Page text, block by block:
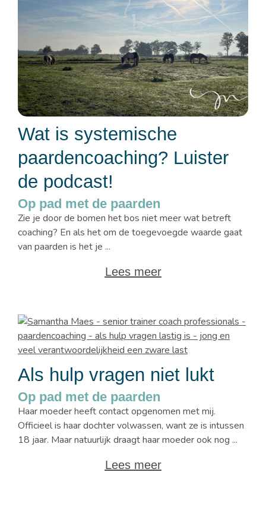
Op pad met de paarden
Wat is systemische
paardencoaching? Luister
de podcast!
Zie je door de bomen het bos niet meer wat betreft
coaching? En als het om de toegevoegde waarde gaat
van paarden is het je ...
Lees meer
Op pad met de paarden
Als hulp vragen niet lukt
Haar moeder heeft contact opgenomen met mij.
Officieel is haar dochter volwassen, want ze is intussen
18 jaar. Maar natuurlijk draagt haar moeder ook nog ...
Lees meer